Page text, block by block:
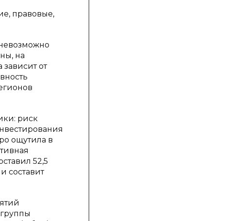
правовые,
на
от
риск
ощутила в
52,5
составит